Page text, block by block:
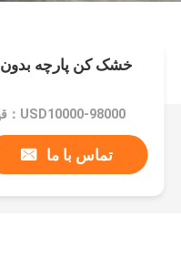
قیمت：USD10000-98000
تماس با ما